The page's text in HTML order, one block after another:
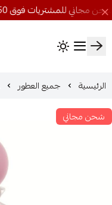
الرئيسية جميع العطور
شحن مجاني